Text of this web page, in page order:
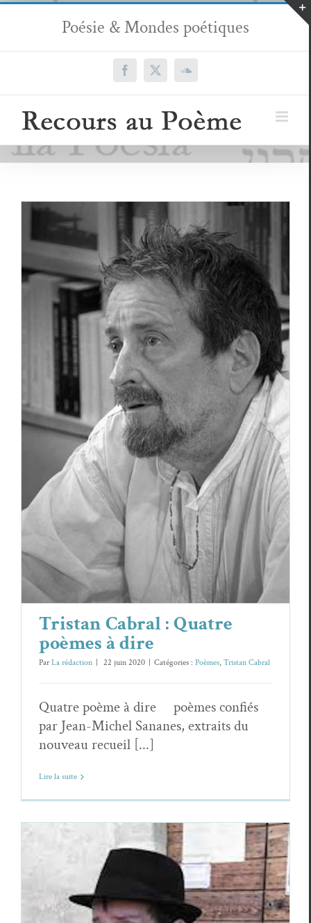
Passer
contenu
Poésie & Mondes poétiques
Facebook
X SoundCloud
Tristan Cabral : Quatre poèmes à dire
Poèmes Tristan Cabral
Tristan Cabral : Quatre
poèmes à dire
ParLa rédaction 22 juin 2020 Catégories : Poèmes, Tristan Cabral
Quatre poème à dire poèmes confiés
par Jean-Michel Sananes, extraits du
nouveau recueil [...]
Lire la suite